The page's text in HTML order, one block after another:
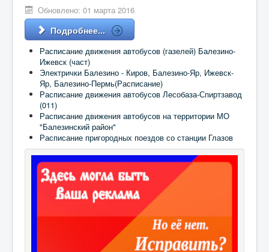
Обновлено: 01 марта 2016
Подробнее...
Расписание движения автобусов (газелей) Балезино-
Ижевск (част)
Электрички Балезино - Киров, Балезино-Яр, Ижевск-
Яр, Балезино-Пермь(Расписание)
Расписание движения автобусов Лесобаза-Спиртзавод
(011)
Расписание движения автобусов на территории МО
"Балезинский район"
Расписание пригородных поездов со станции Глазов